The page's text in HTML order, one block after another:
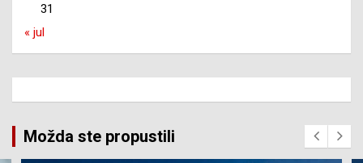
31
« jul
Možda ste propustili